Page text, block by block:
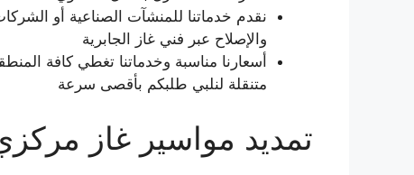
نقدم خدماتنا للمنشآت الصناعية أو
والإصلاح عبر فني غاز الجابرية
أسعارنا مناسبة وخدماتنا تغطي كافة
متنقلة لنلبي طلبكم بأقصى سرعة
تمديد مواسير غاز